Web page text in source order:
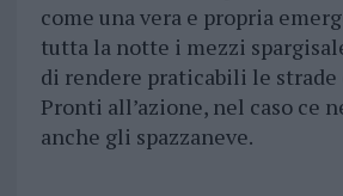
come una vera e propria
tutta la notte i mezzi
di rendere praticabili le
Pronti all’azione, nel caso ce
anche gli spazzaneve.